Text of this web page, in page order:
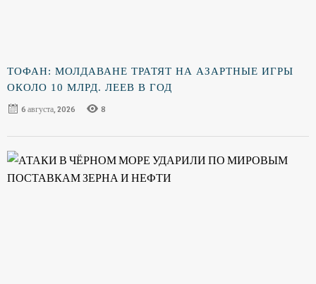
ТОФАН: МОЛДАВАНЕ ТРАТЯТ НА АЗАРТНЫЕ ИГРЫ
ОКОЛО 10 МЛРД. ЛЕЕВ В ГОД
6 августа, 2026
8